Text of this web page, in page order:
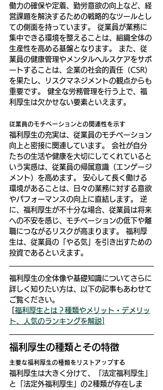
働力の確保や定着、勤労意欲の向上など、経
営課題を解決するための戦略的なツールとし
ての側面を持っています。 従業員が業務に
集中できる環境を整えることは、組織全体の
生産性を高める基盤となります。 また、従
業員の健康管理やメンタルヘルスケアをサポ
ートすることは、企業の社会的責任（CSR）
を果たし、リスクマネジメントの観点からも
重要です。 健全な労務管理を行う上で、福
利厚生は欠かせない要素といえます。
従業員のモチベーションとの関連性を示す
福利厚生の充実は、従業員のモチベーション
向上と密接に関連しています。 会社が自分
たちの生活や健康を大切にしてくれていると
いう実感は、従業員の帰属意識（エンゲージ
メント）を高めます。 安心して長く働ける
環境があることは、日々の業務に対する意欲
やパフォーマンスの向上に直結します。 逆
に、福利厚生が不十分な場合、従業員は将来
への不安を感じ、モチベーションの低下や離
職につながるリスクが高まります。 福利厚
生は、従業員の「やる気」を引き出すための
投資であるといえます。
福利厚生の全体像や基礎知識についてさらに
詳しく知りたい方は、以下の記事もあわせて
ご覧ください。
福利厚生とは？種類やメリット・デメリッ
ト、人気のランキングを解説]
福利厚生の種類とその特徴
主要な福利厚生の種類をリストアップする
福利厚生は大きく分けて、「法定福利厚生」
と「法定外福利厚生」の2種類が存在しま